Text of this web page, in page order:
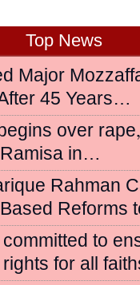
Top News
Major
45 Years…
over
in…
Rahman
Reforms
to
rights for all